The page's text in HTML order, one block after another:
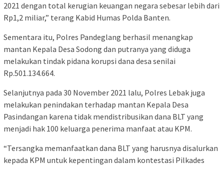
2021 dengan total kerugian keuangan negara sebesar lebih dari
Rp1,2 miliar,” terang Kabid Humas Polda Banten.
Sementara itu, Polres Pandeglang berhasil menangkap
mantan Kepala Desa Sodong dan putranya yang diduga
melakukan tindak pidana korupsi dana desa senilai
Rp.501.134.664.
Selanjutnya pada 30 November 2021 lalu, Polres Lebak juga
melakukan penindakan terhadap mantan Kepala Desa
Pasindangan karena tidak mendistribusikan dana BLT yang
menjadi hak 100 keluarga penerima manfaat atau KPM.
“Tersangka memanfaatkan dana BLT yang harusnya disalurkan
kepada KPM untuk kepentingan dalam kontestasi Pilkades